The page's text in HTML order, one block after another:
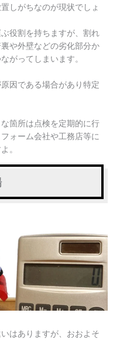
しがちなのが現状でしょ
役割を持ちますが、割れ
や外壁などの劣化部分か
がってしまいます。
因である場合があり特定
箇所は点検を定期的に行
ォーム会社や工務店等に
。
はありますが、おおよそ